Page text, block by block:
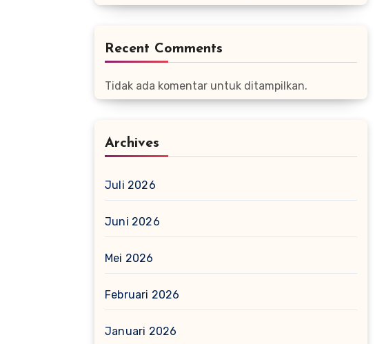
Recent Comments
Tidak ada komentar untuk ditampilkan.
Archives
Juli 2026
Juni 2026
Mei 2026
Februari 2026
Januari 2026